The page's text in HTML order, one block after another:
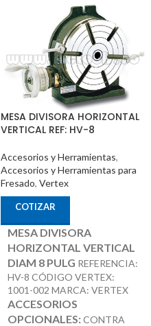
MESA DIVISORA HORIZONTAL
VERTICAL REF: HV-8
Accesorios y Herramientas,
Accesorios y Herramientas para
Fresado, Vertex
COTIZAR
MESA DIVISORA
HORIZONTAL VERTICAL
DIAM 8 PULG REFERENCIA:
HV-8 CÓDIGO VERTEX:
1001-002 MARCA: VERTEX
ACCESORIOS
OPCIONALES:CONTRA